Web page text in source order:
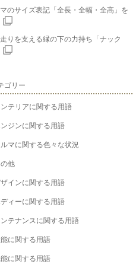
のサイズ表記「全長・全幅・全高」を
りを支える縁の下の力持ち「ナック
ゴリー
テリアに関する用語
ジンに関する用語
マに関する色々な状況
他
インに関する用語
ィーに関する用語
ンテナンスに関する用語
に関する用語
に関する用語